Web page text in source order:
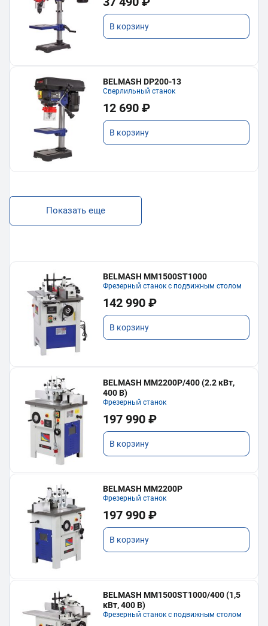
В корзину
BELMASH DP200-13
Сверлильный станок
12 690 ₽
В корзину
Показать еще
BELMASH MM1500ST1000
Фрезерный станок с подвижным столом
142 990 ₽
В корзину
BELMASH MM2200P/400 (2.2 кВт,
400 В)
Фрезерный станок
197 990 ₽
В корзину
BELMASH MM2200P
Фрезерный станок
197 990 ₽
В корзину
BELMASH MM1500ST1000/400 (1,5
кВт, 400 В)
Фрезерный станок с подвижным столом